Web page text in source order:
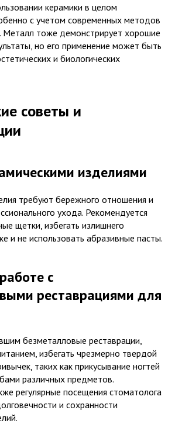
керамики в целом
с учетом современных методов
Металл тоже демонстрирует хорошие
но его применение может быть
и биологических
советы и
изделиями
требуют бережного отношения и
ухода. Рекомендуется
щетки, избегать излишнего
и не использовать абразивные пасты.
с
реставрациями для
безметалловые реставрации,
избегать чрезмерно твердой
таких как прикусывание ногтей
различных предметов.
регулярные посещения стоматолога
и сохранности